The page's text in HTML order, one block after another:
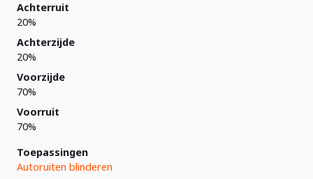
Achterruit
20%
Achterzijde
20%
Voorzijde
70%
Voorruit
70%
Toepassingen
Autoruiten blinderen